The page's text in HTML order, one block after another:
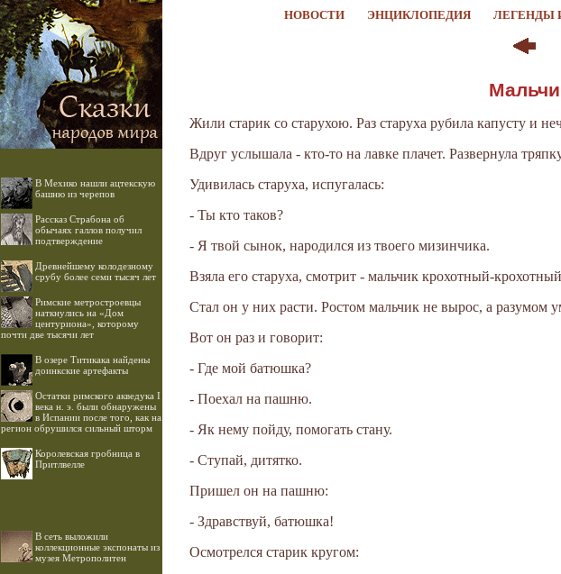
НОВОСТИ ЭНЦИКЛОПЕДИЯ ЛЕГЕНДЫ
В Мехико нашли ацтекскую
башню из черепов
Рассказ Страбона об
обычаях галлов получил
подтверждение
Древнейшему колодезному
срубу более семи тысяч лет
Римские метростроевцы
наткнулись на «Дом
центуриона», которому
почти две тысячи лет
В озере Титикака найдены
доинкские артефакты
Остатки римского акведука I
века н. э. были обнаружены
в Испании после того, как на
регион обрушился сильный шторм
Королевская гробница в
Притлвелле
В сеть выложили
коллекционные экспонаты из
музея Метрополитен
Жили старик со старухою. Раз старуха рубила капусту и
Вдруг услышала - кто-то на лавке плачет. Развернула
Удивилась старуха, испугалась:
- Ты кто таков?
- Я твой сынок, народился из твоего мизинчика.
Взяла его старуха, смотрит - мальчик крохотный-
Стал он у них расти. Ростом мальчик не вырос, а разумом
Вот он раз и говорит:
- Где мой батюшка?
- Поехал на пашню.
- Як нему пойду, помогать стану.
- Ступай, дитятко.
Пришел он на пашню:
- Здравствуй, батюшка!
Осмотрелся старик кругом: